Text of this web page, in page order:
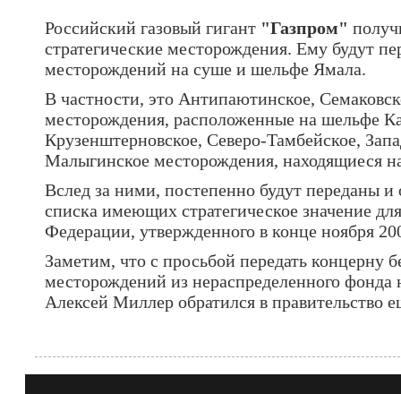
Российский газовый гигант "Газпром"
стратегические месторождения. Ему будут
месторождений на суше и шельфе Ямала.
В частности, это Антипаютинское,
месторождения, расположенные на шельфе
Крузенштерновское, Северо-Тамбейское,
Малыгинское месторождения, находящиеся
Вслед за ними, постепенно будут переданы и
списка имеющих стратегическое значение
Федерации, утвержденного в конце ноября
Заметим, что с просьбой передать концерну
месторождений из нераспределенного фонда
Алексей Миллер обратился в правительство